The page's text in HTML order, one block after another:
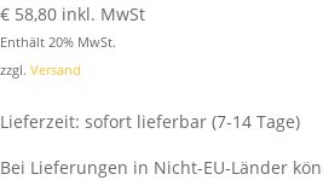
€ 58,80 inkl. MwSt
Enthält 20% MwSt.
zzgl. Versand
Lieferzeit: sofort lieferbar (7-14 Tage)
Bei Lieferungen in Nicht-EU-Länder